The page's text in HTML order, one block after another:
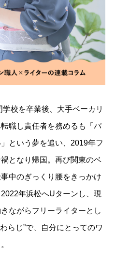
校を卒業後、大手ベーカリ
職し責任者を務めるも「パ
という夢を追い、2019年フ
となり帰国。再び関東のベ
中のぎっくり腰をきっかけ
年浜松へUターンし、現
ながらフリーライターとし
らじ”で、自分にとってのワ